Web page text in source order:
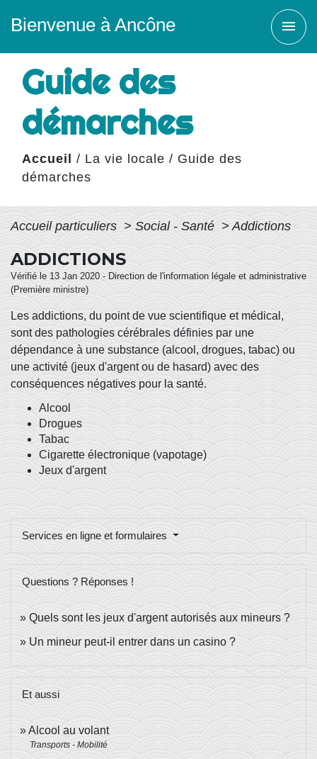
Bienvenue à Ancône menu
Guide des
démarches
Accueil / La vie locale / Guide des
démarches
Accueil particuliers > Social - Santé > Addictions
ADDICTIONS
Vérifié le 13 Jan 2020 - Direction de l'information légale et administrative
(Première ministre)
Les addictions, du point de vue scientifique et médical,
sont des pathologies cérébrales définies par une
dépendance à une substance (alcool, drogues, tabac) ou
une activité (jeux d'argent ou de hasard) avec des
conséquences négatives pour la santé.
Alcool
Drogues
Tabac
Cigarette électronique (vapotage)
Jeux d'argent
Services en ligne et formulaires
Questions ? Réponses !
Quels sont les jeux d'argent autorisés aux mineurs ?
Un mineur peut-il entrer dans un casino ?
Et aussi
Alcool au volant
Transports - Mobilité